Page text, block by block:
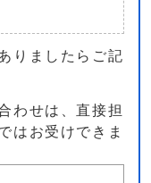
りましたらご記
わせは、直接担
はお受けできま